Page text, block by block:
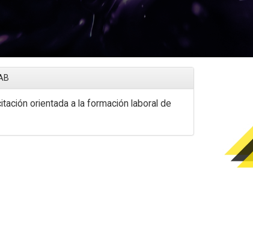
orientada a la formación laboral de